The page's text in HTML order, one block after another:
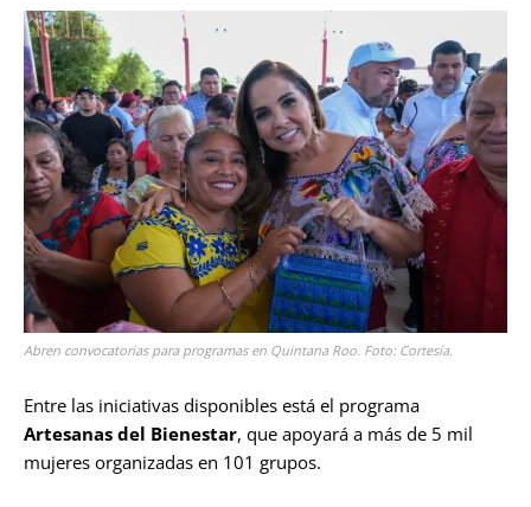
Abren convocatorias para programas en Quintana Roo. Foto: Cortesía.
Entre las iniciativas disponibles está el programa
Artesanas del Bienestar, que apoyará a más de 5 mil
mujeres organizadas en 101 grupos.